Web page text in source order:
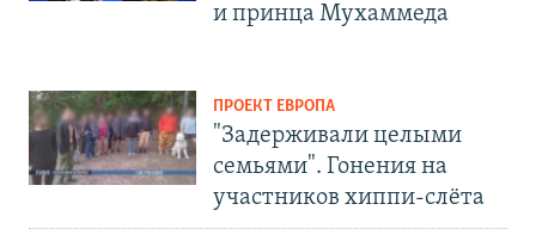
и принца Мухаммеда
ПРОЕКТ ЕВРОПА
"Задерживали целыми
семьями". Гонения на
участников хиппи-слёта